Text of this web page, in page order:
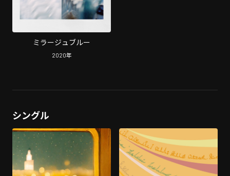
ミラージュブルー
2020年
シングル